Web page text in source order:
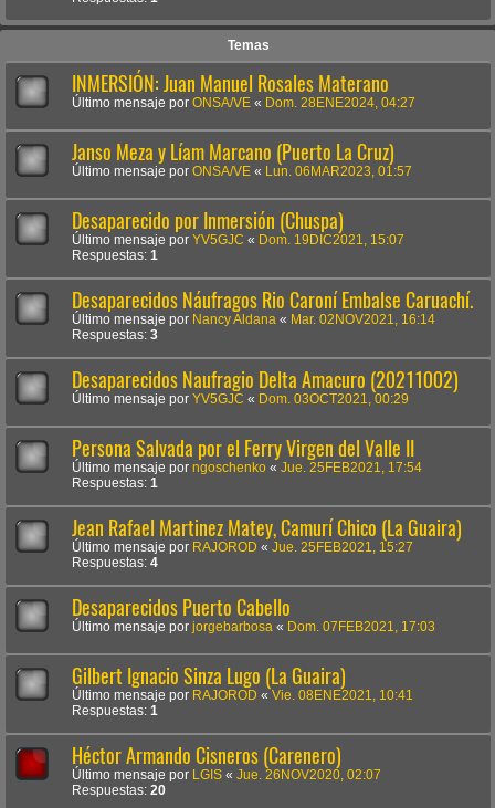
Temas
INMERSIÓN: Juan Manuel Rosales Materano
Último mensaje por ONSA/VE « Dom. 28ENE2024, 04:27
Janso Meza y Líam Marcano (Puerto La Cruz)
Último mensaje por ONSA/VE « Lun. 06MAR2023, 01:57
Desaparecido por Inmersión (Chuspa)
Último mensaje por YV5GJC « Dom. 19DIC2021, 15:07
Respuestas: 1
Desaparecidos Náufragos Rio Caroní Embalse Caruachí.
Último mensaje por Nancy Aldana « Mar. 02NOV2021, 16:14
Respuestas: 3
Desaparecidos Naufragio Delta Amacuro (20211002)
Último mensaje por YV5GJC « Dom. 03OCT2021, 00:29
Persona Salvada por el Ferry Virgen del Valle II
Último mensaje por ngoschenko « Jue. 25FEB2021, 17:54
Respuestas: 1
Jean Rafael Martinez Matey, Camurí Chico (La Guaira)
Último mensaje por RAJOROD « Jue. 25FEB2021, 15:27
Respuestas: 4
Desaparecidos Puerto Cabello
Último mensaje por jorgebarbosa « Dom. 07FEB2021, 17:03
Gilbert Ignacio Sinza Lugo (La Guaira)
Último mensaje por RAJOROD « Vie. 08ENE2021, 10:41
Respuestas: 1
Héctor Armando Cisneros (Carenero)
Último mensaje por LGIS « Jue. 26NOV2020, 02:07
Respuestas: 20